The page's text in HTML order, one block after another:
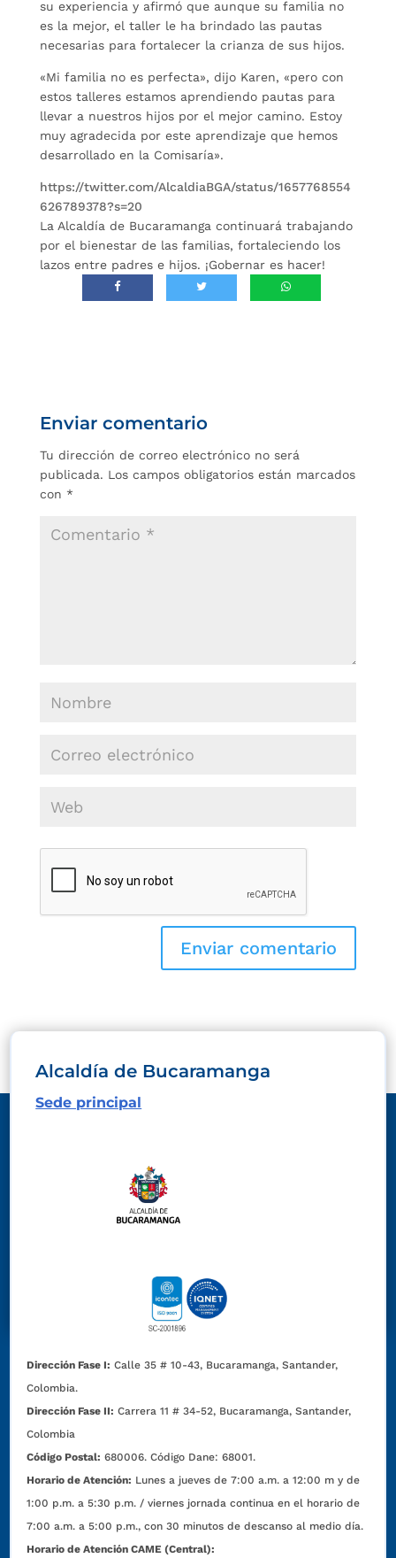
su experiencia y afirmó que aunque su familia no
es la mejor, el taller le ha brindado las pautas
necesarias para fortalecer la crianza de sus hijos.
«Mi familia no es perfecta», dijo Karen, «pero con
estos talleres estamos aprendiendo pautas para
llevar a nuestros hijos por el mejor camino. Estoy
muy agradecida por este aprendizaje que hemos
desarrollado en la Comisaría».
https://twitter.com/AlcaldiaBGA/status/1657768554
626789378?s=20
La Alcaldía de Bucaramanga continuará trabajando
por el bienestar de las familias, fortaleciendo los
lazos entre padres e hijos. ¡Gobernar es hacer!
Enviar comentario
Tu dirección de correo electrónico no será
publicada. Los campos obligatorios están marcados
con *
Alcaldía de Bucaramanga
Sede principal
Dirección Fase I: Calle 35 # 10-43, Bucaramanga, Santander,
Colombia.
Dirección Fase II: Carrera 11 # 34-52, Bucaramanga, Santander,
Colombia
Código Postal: 680006. Código Dane: 68001.
Horario de Atención: Lunes a jueves de 7:00 a.m. a 12:00 m y de
1:00 p.m. a 5:30 p.m. / viernes jornada continua en el horario de
7:00 a.m. a 5:00 p.m., con 30 minutos de descanso al medio día.
Horario de Atención CAME (Central):